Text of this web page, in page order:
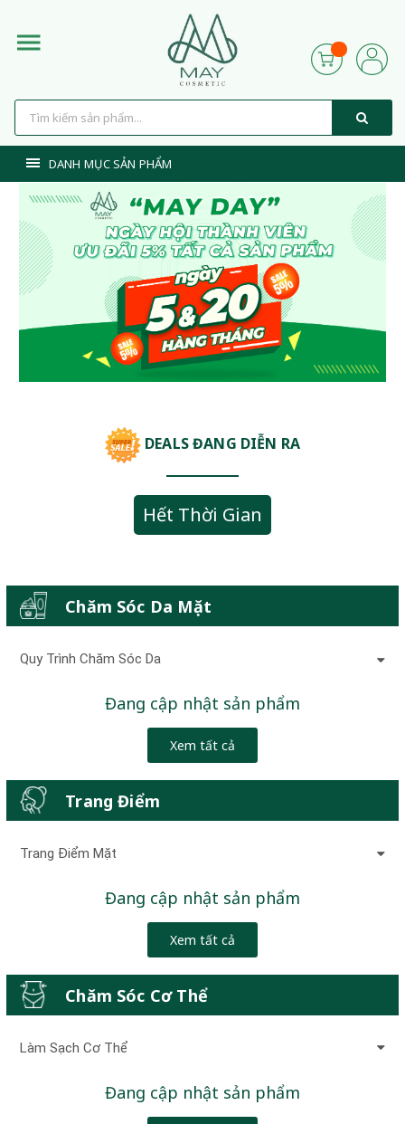
DANH MỤC SẢN PHẨM
DEALS ĐANG DIỄN RA
Hết Thời Gian
Chăm Sóc Da Mặt
Quy Trình Chăm Sóc Da
Đang cập nhật sản phẩm
Xem tất cả
Trang Điểm
Trang Điểm Mặt
Đang cập nhật sản phẩm
Xem tất cả
Chăm Sóc Cơ Thể
Làm Sạch Cơ Thể
Đang cập nhật sản phẩm